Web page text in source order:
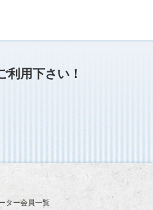
がされませんので、ご了
承のほど、よろしくお願
伴う情報更新停止のお知
らせ(04/26～04/29、05/0
ユーザー各位
利用下さい！
ター会員一覧